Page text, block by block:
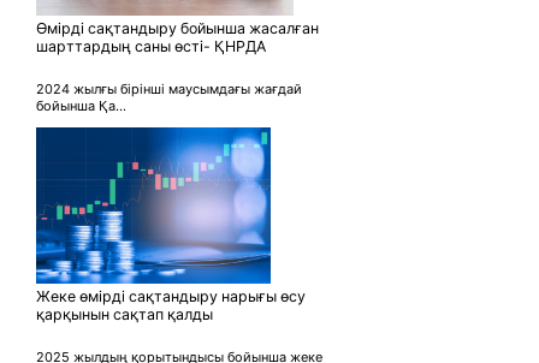
Өмірді сақтандыру бойынша жасалған
шарттардың саны өсті- ҚНРДА
2024 жылғы бірінші маусымдағы жағдай
бойынша Қа...
Жеке өмірді сақтандыру нарығы өсу
қарқынын сақтап қалды
2025 жылдың қорытындысы бойынша жеке